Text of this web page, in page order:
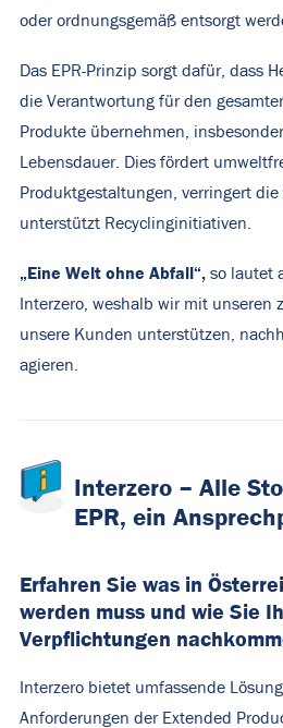
oder ordnungsgemäß entsorgt
Das EPR-Prinzip sorgt dafür, dass
die Verantwortung für den
Produkte übernehmen,
Lebensdauer. Dies fördert
Produktgestaltungen, verringert
unterstützt Recyclinginitiativen.
„Eine Welt ohne Abfall“, so lautet
Interzero, weshalb wir mit unseren
unsere Kunden unterstützen,
agieren.
Interzero – Alle
EPR, ein
Erfahren Sie was in
werden muss und wie Sie
Verpflichtungen
Interzero bietet umfassende
Anforderungen der Extended